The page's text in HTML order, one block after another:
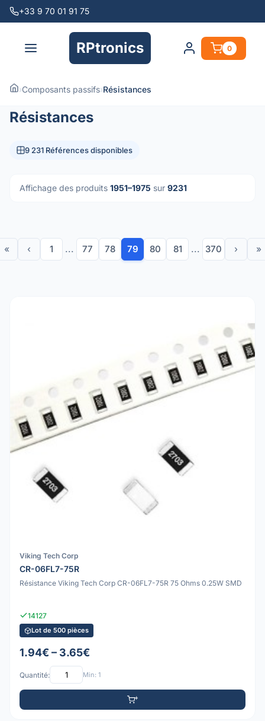
+33 9 70 01 91 75
RPtronics 0
›Composants passifs›Résistances
Résistances
9 231 Références disponibles
Affichage des produits 1951–1975 sur 9231
« ‹ 1 ... 77 78 79 80 81 ... 370 › »
Viking Tech Corp
CR-06FL7-75R
Résistance Viking Tech Corp CR-06FL7-75R 75 Ohms 0.25W SMD
14127
Lot de 500 pièces
1.94€ – 3.65€
Quantité: Min: 1